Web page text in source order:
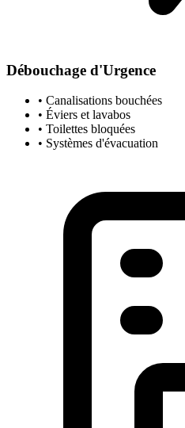
Débouchage d'Urgence
• Canalisations bouchées
• Éviers et lavabos
• Toilettes bloquées
• Systèmes d'évacuation